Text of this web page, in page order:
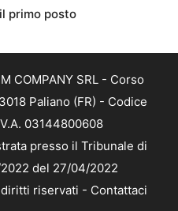
primo posto
COMPANY SRL - Corso
Paliano (FR) - Codice
03144800608
presso il Tribunale di
del 27/04/2022
riservati - Contattaci